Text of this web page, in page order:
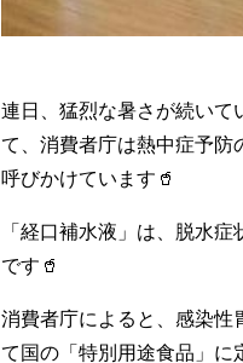
連日、猛烈な暑さが続いて
て、消費者庁は熱中症予防
呼びかけています🥤
「経口補水液」は、脱水
です🥤
消費者庁によると、感染性
て国の「特別用途食品」に